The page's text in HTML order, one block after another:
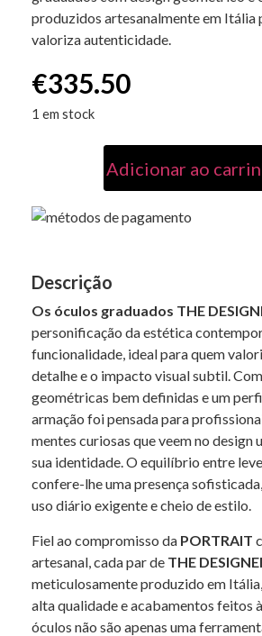
produzidos artesanalmente em Itália
valoriza autenticidade.
€335.50
1 em stock
Adicionar ao
Descrição
Os óculos graduados THE
personificação da estética
funcionalidade, ideal para quem
detalhe e o impacto visual subtil.
geométricas bem definidas e um
armação foi pensada para
mentes curiosas que veem no design
sua identidade. O equilíbrio entre
confere-lhe uma presença
uso diário exigente e cheio de estilo.
Fiel ao compromisso da PORTRAIT
artesanal, cada par de THE
meticulosamente produzido em
alta qualidade e acabamentos feitos
óculos não são apenas uma